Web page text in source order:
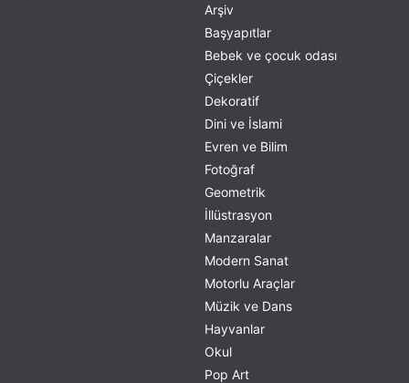
Arşiv
Başyapıtlar
Bebek ve çocuk odası
Çiçekler
Dekoratif
Dini ve İslami
Evren ve Bilim
Fotoğraf
Geometrik
İllüstrasyon
Manzaralar
Modern Sanat
Motorlu Araçlar
Müzik ve Dans
Hayvanlar
Okul
Pop Art